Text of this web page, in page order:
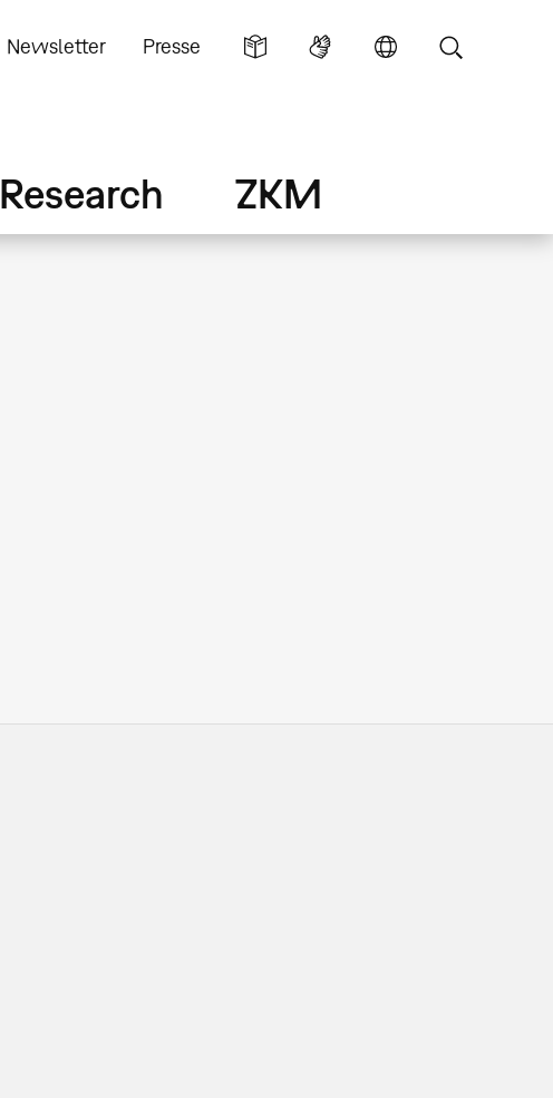
Newsletter Presse
Research ZKM